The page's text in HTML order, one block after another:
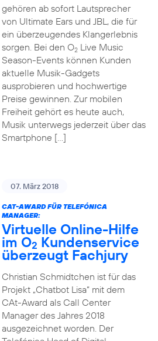
gehören ab sofort Lautsprecher
von Ultimate Ears und JBL, die für
ein überzeugendes Klangerlebnis
sorgen. Bei den O2Live Music
Season-Events können Kunden
aktuelle Musik-Gadgets
ausprobieren und hochwertige
Preise gewinnen. Zur mobilen
Freiheit gehört es heute auch,
Musik unterwegs jederzeit über das
Smartphone […]
07. März 2018
CAT-AWARD FÜR TELEFÓNICA
MANAGER:
Virtuelle Online-Hilfe
im O2 Kundenservice
überzeugt Fachjury
Christian Schmidtchen ist für das
Projekt „Chatbot Lisa“ mit dem
CAt-Award als Call Center
Manager des Jahres 2018
ausgezeichnet worden. Der